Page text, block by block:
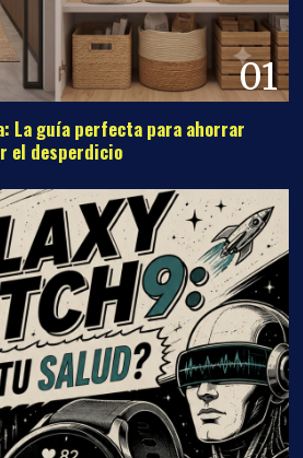
01
La guía perfecta para ahorrar
el desperdicio